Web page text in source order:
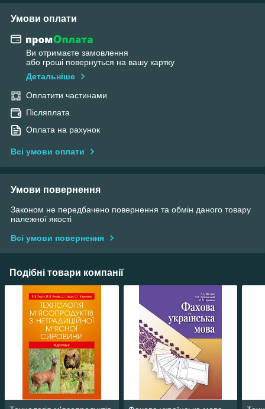
Умови оплати
Ви отримаєте замовлення
або гроші повернуться на вашу картку
Детальніше
Оплатити частинами
Післяплата
Оплата на рахунок
Всі умови оплати
Умови повернення
Законом не передбачено повернення та обмін даного товару
належної якості
Всі умови повернення
Подібні товари компанії